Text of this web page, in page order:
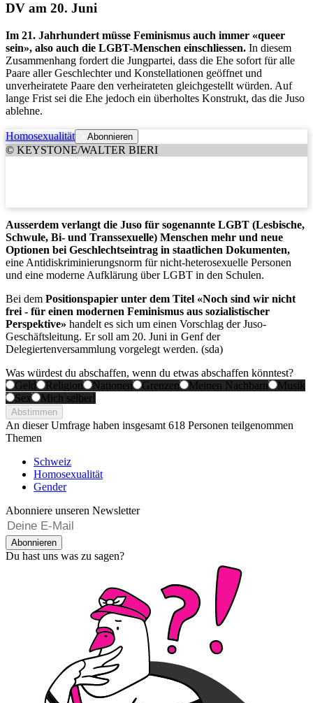
DV am 20. Juni
Im 21. Jahrhundert müsse Feminismus auch immer «queer
sein», also auch die LGBT-Menschen einschliessen. In diesem
Zusammenhang fordert die Jungpartei, dass die Ehe sofort für alle
Paare aller Geschlechter und Konstellationen geöffnet und
unverheiratete Paare den verheirateten gleichgestellt würden. Auf
lange Frist sei die Ehe jedoch ein überholtes Konstrukt, das die Juso
ablehne.
Homosexualität Abonnieren
© KEYSTONE/WALTER BIERI
Ausserdem verlangt die Juso für sogenannte LGBT (Lesbische,
Schwule, Bi- und Transsexuelle) Menschen mehr und neue
Optionen bei Geschlechtseintrag in staatlichen Dokumenten,
eine Antidiskriminierungsnorm für nicht-heterosexuelle Personen
und eine moderne Aufklärung über LGBT in den Schulen.
Bei dem Positionspapier unter dem Titel «Noch sind wir nicht
frei - für einen modernen Feminismus aus sozialistischer
Perspektive» handelt es sich um einen Vorschlag der Juso-
Geschäftsleitung. Er soll am 20. Juni in Genf der
Delegiertenversammlung vorgelegt werden. (sda)
Was würdest du abschaffen, wenn du etwas abschaffen könntest?
Geld
Religion Nationen Grenzen Meinen Nachbarn
Musik
Sex
Mich selber!
Abstimmen
An dieser Umfrage haben insgesamt 618 Personen teilgenommen
Themen
Schweiz
Homosexualität
Gender
Abonniere unseren Newsletter
Abonnieren
Du hast uns was zu sagen?